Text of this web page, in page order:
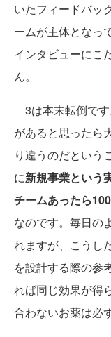
いたフィードバッ
ームが主体となっ
インタビューにこ
ん。
3は本末転倒で
があると思ったら
り違うのだという
に新規事業という
チームあったら
なのです。毎日の
れますが、こうし
を設計する際の参
れば同じ効果が得
合わないお薬は必